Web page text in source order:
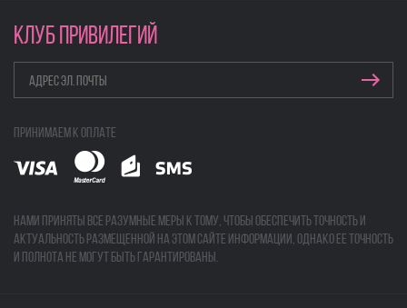
КЛУБ ПРИВИЛЕГИЙ
Принимаем к оплате
Нами приняты все разумные меры к тому, чтобы обеспечить точность и
актуальность размещенной на этом сайте информации, однако ее точность
и полнота не могут быть гарантированы.